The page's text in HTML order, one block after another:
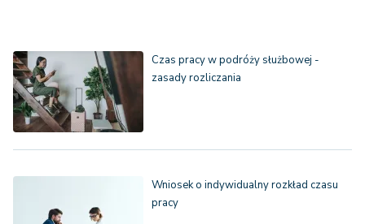
Czas pracy w podróży służbowej -
zasady rozliczania
Wniosek o indywidualny rozkład czasu
pracy